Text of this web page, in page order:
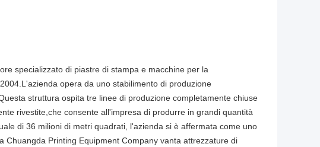
specializzato di piastre di stampa e macchine per la
opera da uno stabilimento di produzione
struttura ospita tre linee di produzione completamente chiuse
rivestite,che consente all'impresa di produrre in grandi quantità
di 36 milioni di metri quadrati, l'azienda si è affermata come uno
Printing Equipment Company vanta attrezzature di